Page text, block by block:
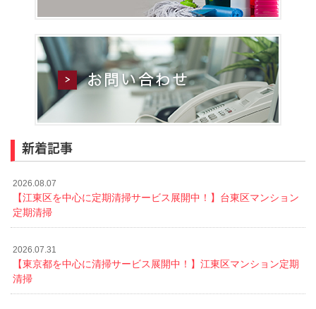
新着記事
2026.08.07
【江東区を中心に定期清掃サービス展開中！】台東区マンション
定期清掃
2026.07.31
【東京都を中心に清掃サービス展開中！】江東区マンション定期
清掃